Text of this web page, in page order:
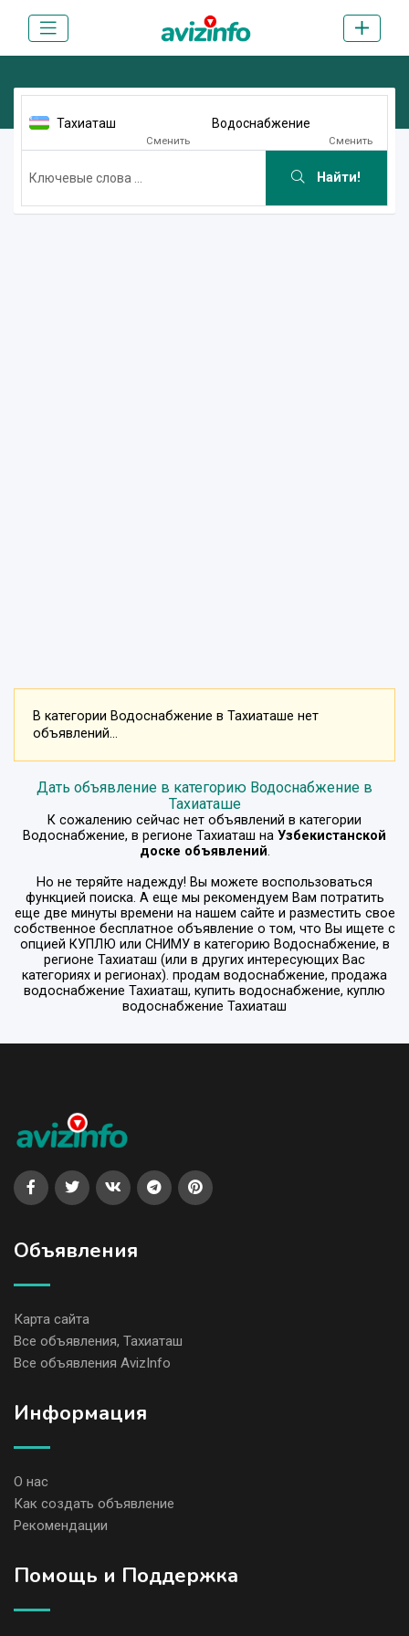
Тахиаташ
Сменить
Водоснабжение
Сменить
Найти!
В категории Водоснабжение в Тахиаташе нет
объявлений...
Дать объявление в категорию Водоснабжение в
Тахиаташе
К сожалению сейчас нет объявлений в категории
Водоснабжение, в регионе Тахиаташ на Узбекистанской
доске объявлений.
Но не теряйте надежду! Вы можете воспользоваться
функцией поиска. А еще мы рекомендуем Вам потратить
еще две минуты времени на нашем сайте и разместить свое
собственное бесплатное объявление о том, что Вы ищете с
опцией КУПЛЮ или СНИМУв категорию Водоснабжение, в
регионе Тахиаташ (или в других интересующих Вас
категориях и регионах). продам водоснабжение, продажа
водоснабжение Тахиаташ, купить водоснабжение, куплю
водоснабжение Тахиаташ
Объявления
Карта сайта
Все объявления, Тахиаташ
Все объявления AvizInfo
Информация
О нас
Как создать объявление
Рекомендации
Помощь и Поддержка